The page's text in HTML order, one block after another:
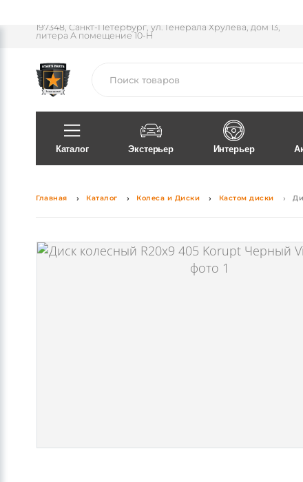
197348, Санкт-Петербург, ул. Генерала Хрулева, дом 13,
литера А помещение 10-Н
Каталог Экстерьер Интерьер
Главная Каталог Колеса и Диски Кастом диски